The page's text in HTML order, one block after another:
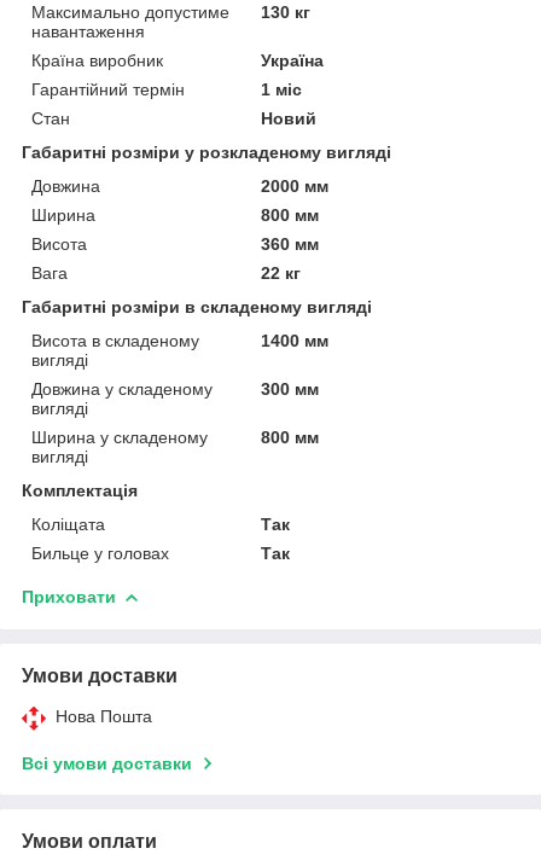
Максимально допустиме
навантаження
130 кг
Країна виробник
Україна
Гарантійний термін
1 міс
Стан
Новий
Габаритні розміри у розкладеному вигляді
Довжина
2000 мм
Ширина
800 мм
Висота
360 мм
Вага
22 кг
Габаритні розміри в складеному вигляді
Висота в складеному
вигляді
1400 мм
Довжина у складеному
вигляді
300 мм
Ширина у складеному
вигляді
800 мм
Комплектація
Коліщата
Так
Бильце у головах
Так
Приховати
Умови доставки
Нова Пошта
Всі умови доставки
Умови оплати